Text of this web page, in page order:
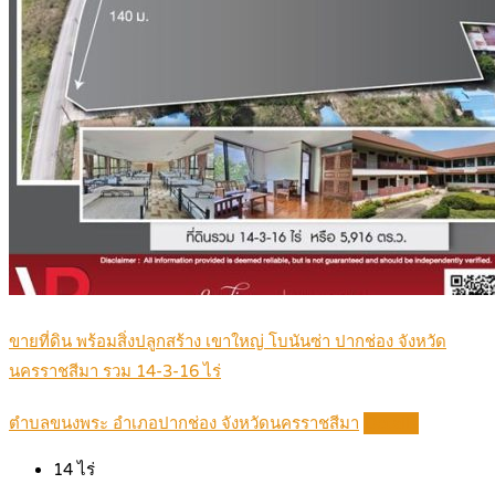
ขายที่ดิน พร้อมสิ่งปลูกสร้าง เขาใหญ่ โบนันซ่า ปากช่อง จังหวัด
นครราชสีมา รวม 14-3-16 ไร่
ตำบลขนงพระ อำเภอปากช่อง จังหวัดนครราชสีมา
14ไร่